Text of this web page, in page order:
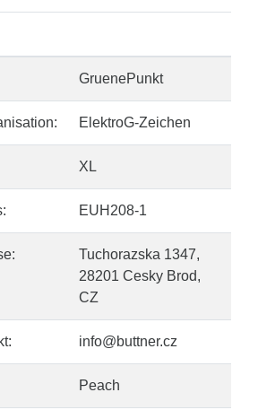
GruenePunkt
ElektroG-Zeichen
XL
EUH208-1
Tuchorazska 1347,
28201 Cesky Brod,
CZ
info@buttner.cz
Peach